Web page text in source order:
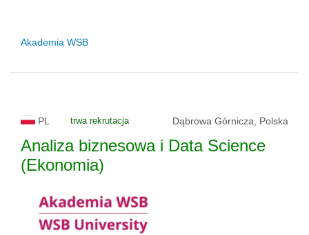
Akademia WSB
PL trwa rekrutacja Dąbrowa Górnicza, Polska
Analiza biznesowa i Data Science
(Ekonomia)